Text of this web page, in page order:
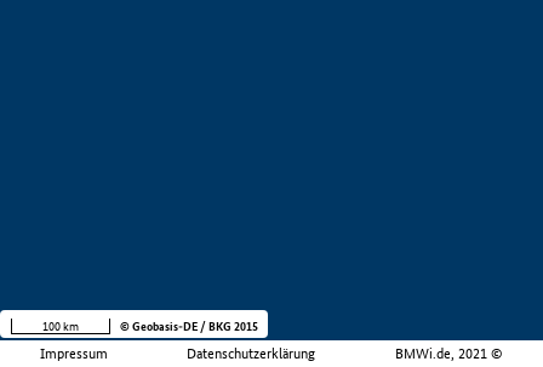
Impressum Datenschutzerklärung BMWi.de, 2021 ©
100 km © Geobasis-DE / BKG 2015